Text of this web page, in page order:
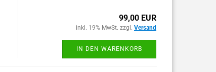
99,00 EUR
inkl. 19% MwSt. zzgl. Versand
IN DEN WARENKORB